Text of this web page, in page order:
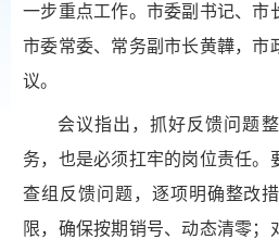
一步重点工作。市委副书记、市
市委常委、常务副市长黄韡，市
议。
会议指出，抓好反馈问题
务，也是必须扛牢的岗位责任。
查组反馈问题，逐项明确整改
限，确保按期销号、动态清零；